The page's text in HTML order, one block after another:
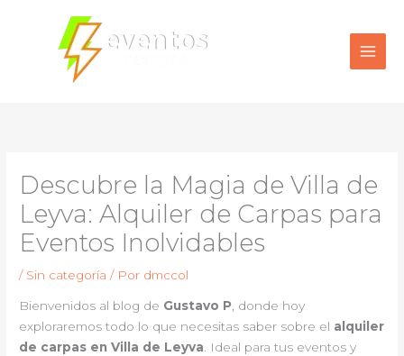
contenido
Descubre la Magia de Villa de
Leyva: Alquiler de Carpas para
Eventos Inolvidables
/ Sin categoría / Por dmccol
Bienvenidos al blog de Gustavo P, donde hoy
exploraremos todo lo que necesitas saber sobre el alquiler
de carpas en Villa de Leyva. Ideal para tus eventos y